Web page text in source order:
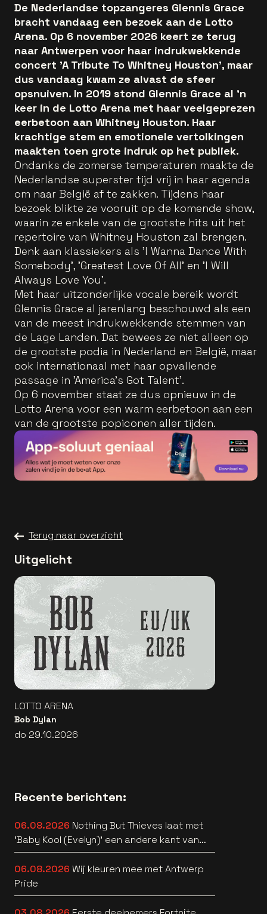
De Nederlandse topzangeres Glennis Grace
bracht vandaag een bezoek aan de Lotto
Arena. Op 6 november 2026 keert ze terug
naar Antwerpen voor haar indrukwekkende
concert 'A Tribute To Whitney Houston', maar
dus vandaag kwam ze alvast de sfeer
opsnuiven. In 2019 stond Glennis Grace al 'n
keer in de Lotto Arena met haar veelgeprezen
eerbetoon aan Whitney Houston. Haar
krachtige stem en emotionele vertolkingen
maakten toen grote indruk op het publiek.
Ondanks de zomerse temperaturen maakte de
Nederlandse superster tijd vrij in haar agenda
om naar België af te zakken. Tijdens haar
bezoek blikte ze vooruit op de komende show,
waarin ze enkele van de grootste hits uit het
repertoire van Whitney Houston zal brengen.
Denk aan klassiekers als 'I Wanna Dance With
Somebody', 'Greatest Love Of All' en 'I Will
Always Love You'.
Met haar uitzonderlijke vocale bereik wordt
Glennis Grace al jarenlang beschouwd als een
van de meest indrukwekkende stemmen van
de Lage Landen. Dat bewees ze niet alleen op
de grootste podia in Nederland en België, maar
ook internationaal met haar opvallende
passage in 'America's Got Talent'.
Op 6 november staat ze dus opnieuw in de
Lotto Arena voor een warm eerbetoon aan een
van de grootste popiconen aller tijden.
Terug naar overzicht
Uitgelicht
LOTTO ARENA
Bob Dylan
do 29.10.2026
Recente berichten:
06.08.2026 Nothing But Thieves laat met
'Baby Kool (Evelyn)' een andere kant van
zich horen [video]
06.08.2026 Wij kleuren mee met Antwerp
Pride